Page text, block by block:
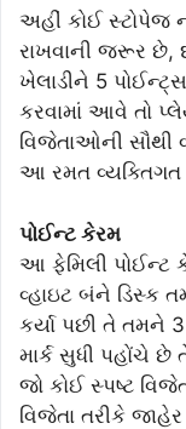
અહીં કોઈ સ્ટોપેજ
રાખવાની જરૂર છે,
ખેલાડીને 5
કરવામાં આવે તો
વિજેતાઓની સૌથી
આ રમત વ્યક્તિગત
પોઈન્ટ કેરમ
આ ફેમિલી
વ્હાઇટ બંને ડિસ્ક
કર્યા પછી તે તમને
માર્ક સુધી પહોંચે
જો કોઈ સ્પષ્ટ
વિજેતા તરીકે